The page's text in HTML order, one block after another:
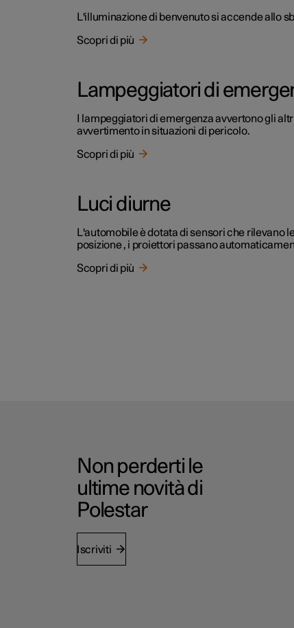
L'illuminazione di benvenuto si accende allo
Scopri di più
Lampeggiatori di
I lampeggiatori di emergenza avvertono gli
avvertimento in situazioni di pericolo.
Scopri di più
Luci diurne
L'automobile è dotata di sensori che rilevano
posizione , i proiettori passano
Scopri di più
Non perderti le
ultime novità di
Polestar
Iscriviti